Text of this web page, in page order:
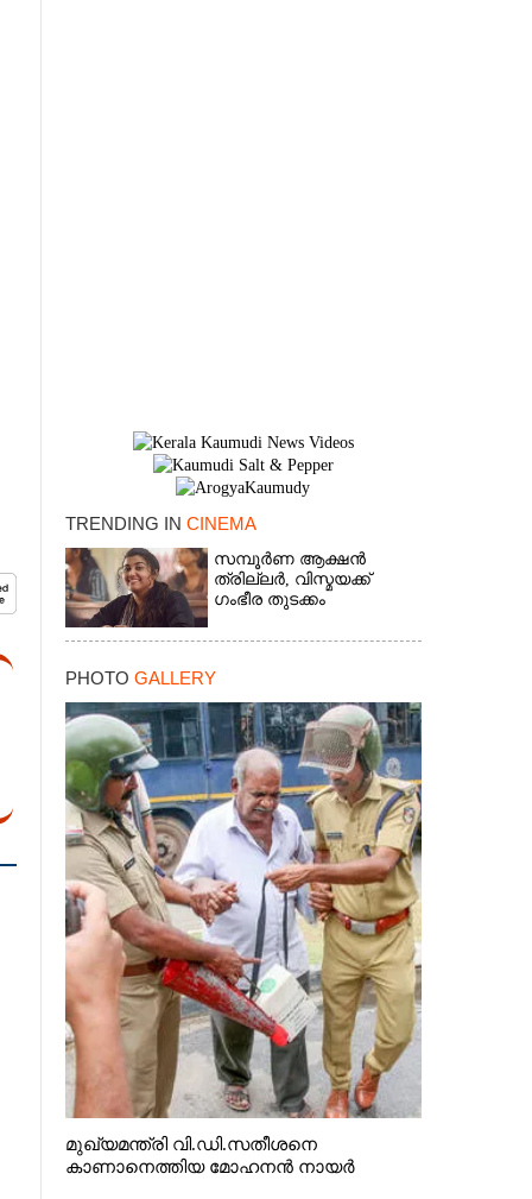
TRENDING IN CINEMA
സമ്പൂർണ ആക്ഷൻ
ത്രില്ലർ,​ വിസ്മയക്ക്
ഗംഭീര തുടക്കം
PHOTO GALLERY
മുഖ്യമന്ത്രി വി.ഡി.സതീശനെ
കാണാനെത്തിയ മോഹനൻ നായർ